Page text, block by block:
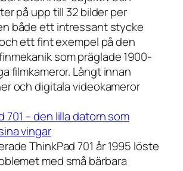
på upp till 32 bilder per
både ett intressant stycke
ett fint exempel på den
som präglade 1900-
filmkameror. Långt innan
och digitala videokameror
701 – den lilla datorn som
vingar
ThinkPad 701 år 1995 löste
med små bärbara